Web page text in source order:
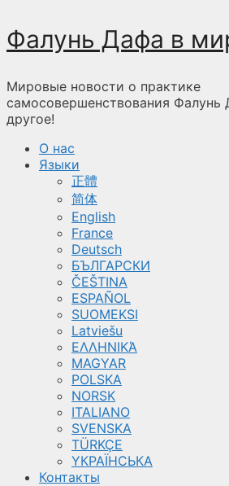
Перейти
к
Фалунь Дафа в
Мировые новости о практике
самосовершенствования
другое!
О нас
Языки
正體
简体
English
France
Deutsch
БЪЛГАРСКИ
ČEŠTINA
ESPAÑOL
SUOMEKSI
Latviešu
ΕΛΛΗΝΙΚΆ
MAGYAR
POLSKA
NORSK
ITALIANO
SVENSKA
TÜRKÇE
YКРАЇНСЬКА
Контакты